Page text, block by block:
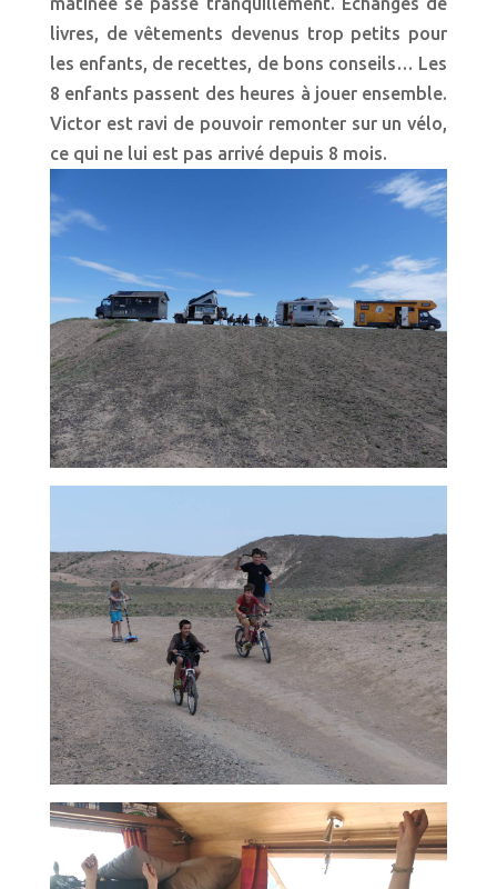
livres, de vêtements devenus trop petits pour
les enfants, de recettes, de bons conseils… Les
8 enfants passent des heures à jouer ensemble.
Victor est ravi de pouvoir remonter sur un vélo,
ce qui ne lui est pas arrivé depuis 8 mois.